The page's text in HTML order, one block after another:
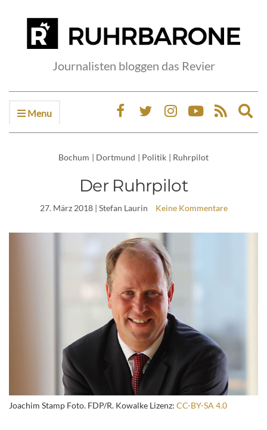
Journalisten bloggen das Revier
Menu
Bochum | Dortmund | Politik | Ruhrpilot
Der Ruhrpilot
27. März 2018| Stefan Laurin Keine Kommentare
Joachim Stamp Foto. FDP/R. Kowalke Lizenz: CC-BY-SA 4.0